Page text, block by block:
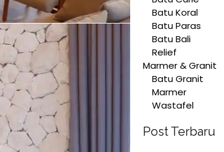
Batu Koral
Batu Paras
Batu Bali
Relief
Marmer & Granit
Batu Granit
Marmer
Wastafel
Post Terbaru